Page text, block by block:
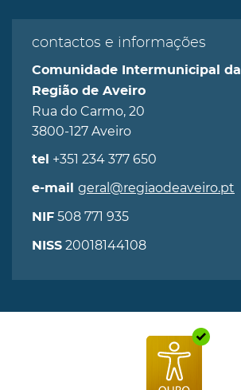
contactos e informações
Comunidade Intermunicipal da
Região de Aveiro
Rua do Carmo, 20
3800-127 Aveiro
tel +351 234 377 650
e-mail geral@regiaodeaveiro.pt
NIF 508 771 935
NISS 20018144108